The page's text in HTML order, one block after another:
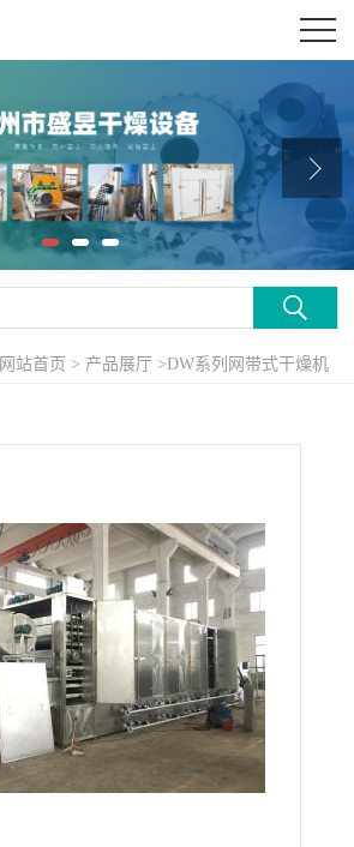
网站首页 > 产品展厅 >DW系列网带式干燥机